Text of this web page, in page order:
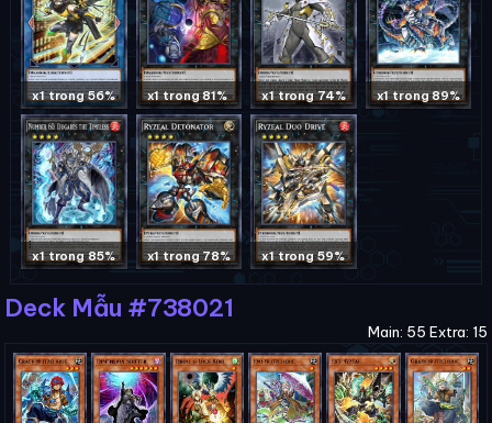
x1 trong 56% x1 trong 81% x1 trong 74% x1 trong 89%
x1 trong 85% x1 trong 78% x1 trong 59%
Deck Mẫu #738021
Main: 55 Extra: 15